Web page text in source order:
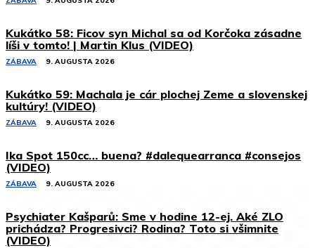
Kukátko 58: Ficov syn Michal sa od Korčoka zásadne
líši v tomto! | Martin Klus (VIDEO)
ZÁBAVA 9. AUGUSTA 2026
Kukátko 59: Machala je cár plochej Zeme a slovenskej
kultúry! (VIDEO)
ZÁBAVA 9. AUGUSTA 2026
Ika Spot 150cc… buena? #dalequearranca #consejos
(VIDEO)
ZÁBAVA 9. AUGUSTA 2026
Psychiater Kašparů: Sme v hodine 12-ej. Aké ZLO
prichádza? Progresivci? Rodina? Toto si všimnite
(VIDEO)